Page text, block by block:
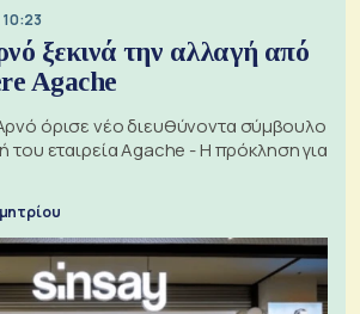
ξεκινά την αλλαγή από
Agache
όρισε νέο διευθύνοντα σύμβουλο
του εταιρεία Agache - Η πρόκληση για